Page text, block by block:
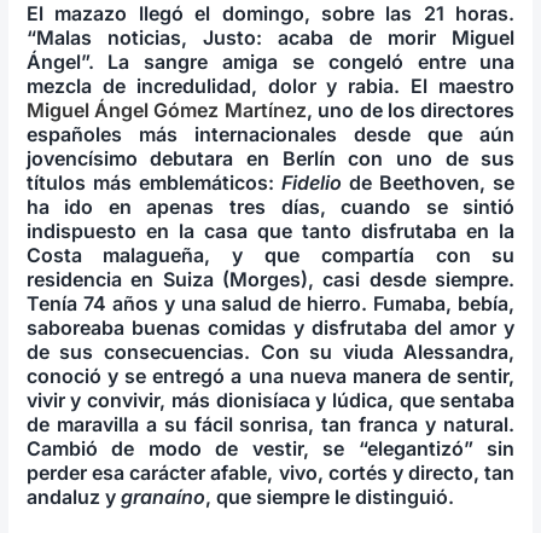
El mazazo llegó el domingo, sobre las 21 horas.
“Malas noticias, Justo: acaba de morir Miguel
Ángel”. La sangre amiga se congeló entre una
mezcla de incredulidad, dolor y rabia. El maestro
Miguel Ángel Gómez Martínez, uno de los directores
españoles más internacionales desde que aún
jovencísimo debutara en Berlín con uno de sus
títulos más emblemáticos: Fidelio de Beethoven, se
ha ido en apenas tres días, cuando se sintió
indispuesto en la casa que tanto disfrutaba en la
Costa malagueña, y que compartía con su
residencia en Suiza (Morges), casi desde siempre.
Tenía 74 años y una salud de hierro. Fumaba, bebía,
saboreaba buenas comidas y disfrutaba del amor y
de sus consecuencias. Con su viuda Alessandra,
conoció y se entregó a una nueva manera de sentir,
vivir y convivir, más dionisíaca y lúdica, que sentaba
de maravilla a su fácil sonrisa, tan franca y natural.
Cambió de modo de vestir, se “elegantizó” sin
perder esa carácter afable, vivo, cortés y directo, tan
andaluz y granaíno, que siempre le distinguió.